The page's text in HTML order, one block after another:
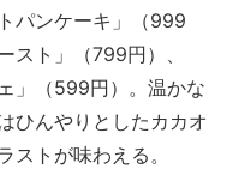
パンケーキ」（999
スト」（799円）、
」（599円）。温かな
ひんやりとしたカカオ
ストが味わえる。